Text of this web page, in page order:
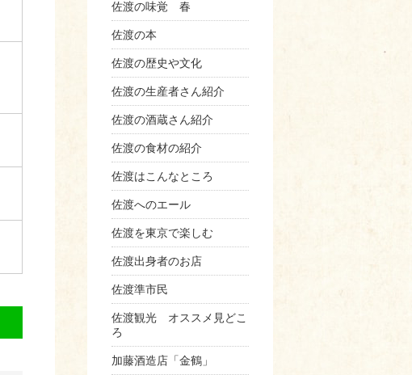
佐渡の味覚 春
佐渡の本
佐渡の歴史や文化
佐渡の生産者さん紹介
佐渡の酒蔵さん紹介
佐渡の食材の紹介
佐渡はこんなところ
佐渡へのエール
佐渡を東京で楽しむ
佐渡出身者のお店
佐渡準市民
佐渡観光 オススメ見どこ
ろ
加藤酒造店「金鶴」